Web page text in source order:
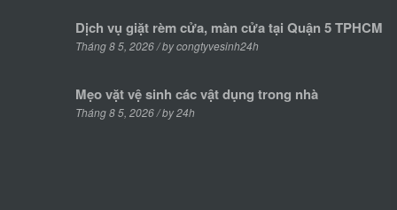
Dịch vụ giặt rèm cửa, màn cửa tại Quận 5 TPHCM
Tháng 8 5, 2026 / by congtyvesinh24h
Mẹo vặt vệ sinh các vật dụng trong nhà
Tháng 8 5, 2026 / by 24h